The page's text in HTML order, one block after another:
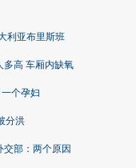
利亚布里斯班
多高 车厢内缺氧
个孕妇
分洪
部：两个原因